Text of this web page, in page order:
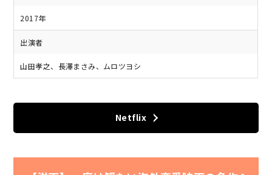
2017年
出演者
山田孝之、長澤まさみ、ムロツヨシ
Netflix